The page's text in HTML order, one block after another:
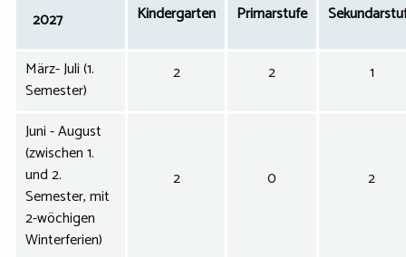
2027 Kindergarten Primarstufe
März- Juli (1.
Semester)
2 2 1
Juni - August
(zwischen 1.
und 2.
Semester, mit
2-wöchigen
Winterferien)
2 0 2